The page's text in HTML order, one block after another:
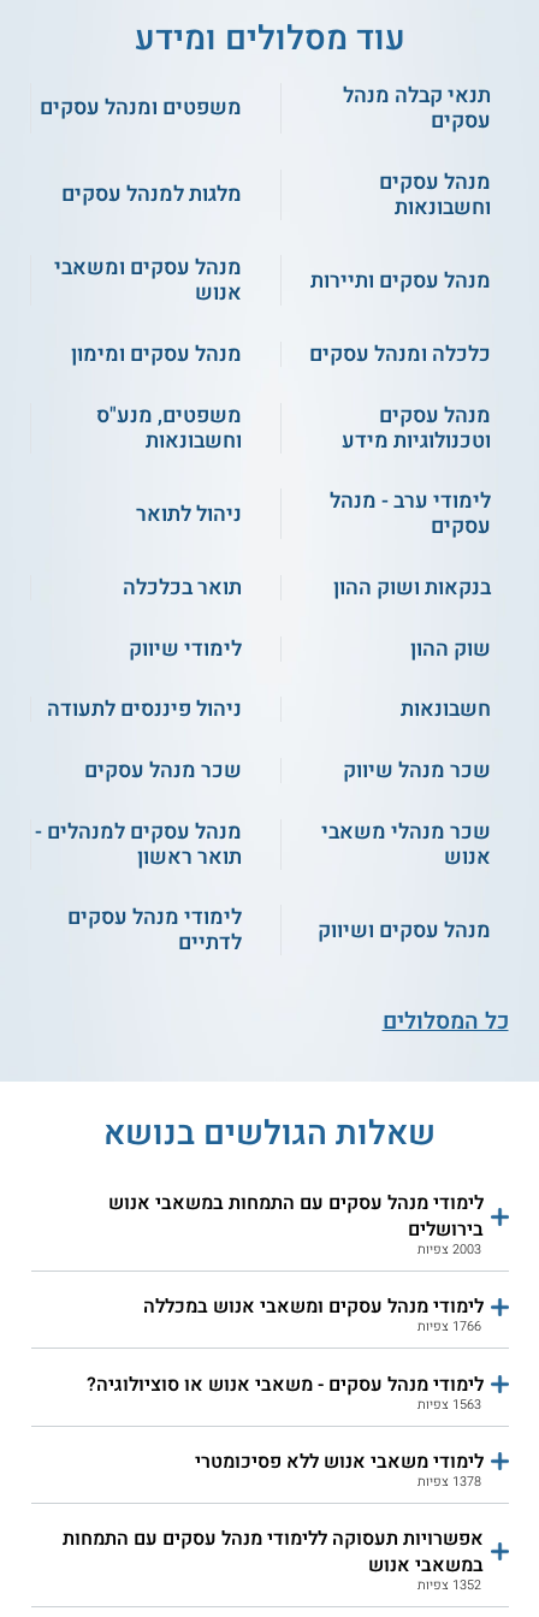
4.3
האקדמית רמת גן - משאבי
אנוש וחברה והתנהגות
שירות אישי חינם
אשקלון - רב תחומי ומשאבי
אנוש
שירות אישי חינם
בר אילן - כלכלה, מנהל עסקים
ומשאבי אנוש לתואר ראשון
שירות אישי חינם
האקדמי למשפט ולעסקים -
מנע"ס ומשאבי אנוש
אונו - מנהל עסקים בהתמחות
שירות אישי חינם
קורס אונליין
עבודה מוצלח ולקלוט
את העובד הנכון
התחילו ללמוד
כנרת - לימודי ניהול משאבי
שירות אישי חינם
פרס - מנהל עסקים בהתמחות
הקריה האקדמית אונו קמפוס
חיפה - מנהל עסקים התמחות
שירות אישי חינם
ירושלים - מנהל עסקים
עוד מסלולים ומידע
תנאי קבלה מנהל
עסקים
משפטים ומנהל עסקים
מנהל עסקים
וחשבונאות
מלגות למנהל עסקים
מנהל עסקים ותיירות
מנהל עסקים ומשאבי
אנוש
כלכלה ומנהל עסקים
מנהל עסקים ומימון
מנהל עסקים
וטכנולוגיות מידע
משפטים, מנע"ס
וחשבונאות
לימודי ערב - מנהל
עסקים
ניהול לתואר
בנקאות ושוק ההון
תואר בכלכלה
שוק ההון
לימודי שיווק
חשבונאות
ניהול פיננסים לתעודה
שכר מנהל שיווק
שכר מנהל עסקים
שכר מנהלי משאבי
אנוש
מנהל עסקים למנהלים -
תואר ראשון
מנהל עסקים ושיווק
לימודי מנהל עסקים
לדתיים
כל המסלולים
שאלות הגולשים בנושא
לימודי מנהל עסקים עם התמחות במשאבי אנוש
בירושלים
2003 צפיות
לימודי מנהל עסקים ומשאבי אנוש במכללה
1766 צפיות
לימודי מנהל עסקים - משאבי אנוש או סוציולוגיה?
1563 צפיות
לימודי משאבי אנוש ללא פסיכומטרי
1378 צפיות
אפשרויות תעסוקה ללימודי מנהל עסקים עם התמחות
במשאבי אנוש
1352 צפיות